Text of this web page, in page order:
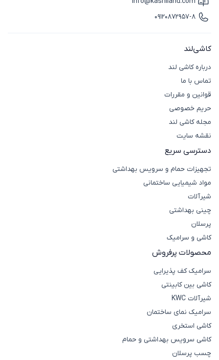
آیکون ایمیل
آیکون تماس
09120872957-8
کاشی‌لند
درباره کاشی لند
تماس با ما
قوانین و مقررات
حریم خصوصی
مجله کاشی لند
نقشه سایت
دسترسی سریع
تجهیزات حمام و سرویس بهداشتی
مواد شیمیایی ساختمانی
شیرآلات
چینی بهداشتی
پرسلان
کاشی و سرامیک
محصولات پرفروش
سرامیک کف پذیرایی
کاشی بین کابینتی
شیرآلات KWC
سرامیک نمای ساختمان
کاشی استخری
کاشی سرویس بهداشتی و حمام
چسب پرسلان